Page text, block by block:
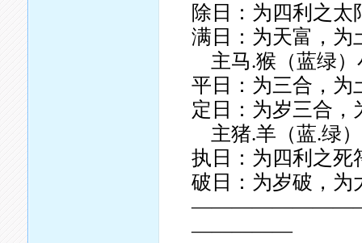
除日：为四利之太
满日：为天富，为
主马.猴（蓝绿）
平日：为三合，为
定日：为岁三合，
主猪.羊（蓝.绿）
执日：为四利之死
破日：为岁破，为
—————